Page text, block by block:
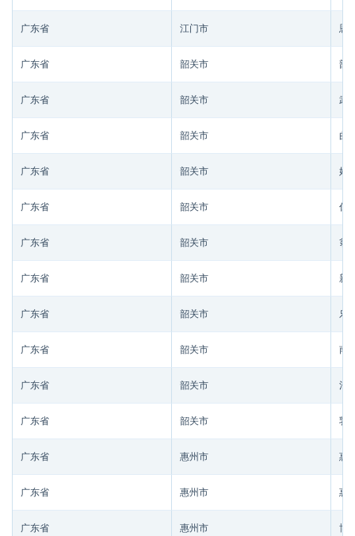
广东省 江门市 恩
广东省 韶关市 韶
广东省 韶关市 武
广东省 韶关市 曲
广东省 韶关市 始
广东省 韶关市 仁
广东省 韶关市 翁
广东省 韶关市 新
广东省 韶关市 乐
广东省 韶关市 南
广东省 韶关市 浈
广东省 韶关市 乳
广东省 惠州市 惠
广东省 惠州市 惠
广东省 惠州市 博